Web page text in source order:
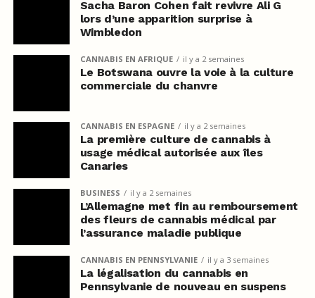
Sacha Baron Cohen fait revivre Ali G
lors d’une apparition surprise à
Wimbledon
CANNABIS EN AFRIQUE il y a 2 semaines
Le Botswana ouvre la voie à la culture
commerciale du chanvre
CANNABIS EN ESPAGNE il y a 2 semaines
La première culture de cannabis à
usage médical autorisée aux îles
Canaries
BUSINESS il y a 2 semaines
L’Allemagne met fin au remboursement
des fleurs de cannabis médical par
l’assurance maladie publique
CANNABIS EN PENNSYLVANIE il y a 3 semaines
La légalisation du cannabis en
Pennsylvanie de nouveau en suspens